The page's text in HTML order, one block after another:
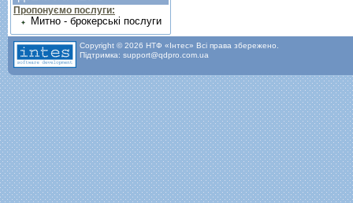
Пропонуємо послуги:
Митно - брокерські послуги
Copyright © 2026 НТФ «Інтес» Всі права збережено.
Підтримка: support@qdpro.com.ua